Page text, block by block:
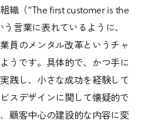
織（“The first customer is the
言葉に表れているように、
員のメンタル改革というチャ
うです。具体的で、かつ手に
践し、小さな成功を経験して
スデザインに関して懐疑的で
顧客中心の建設的な内容に変